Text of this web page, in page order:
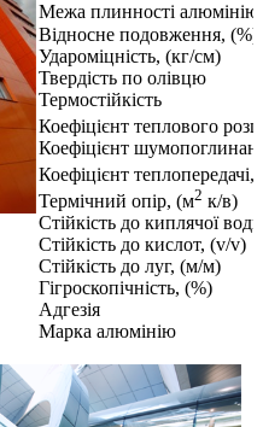
Межа плинності
Відносне подовження, (%)
Удароміцність, (кг/см)
Твердість по олівцю
Термостійкість
Коефіцієнт теплового
Коефіцієнт
Коефіцієнт
Термічний опір, (м2 к/в)
Стійкість до киплячої води
Стійкість до кислот, (v/v)
Стійкість до луг, (м/м)
Гігроскопічність, (%)
Адгезія
Марка алюмінію